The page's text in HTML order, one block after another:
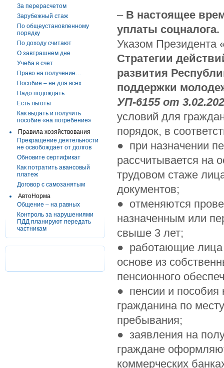
За перерасчетом
Зарубежный стаж
По общеустановленному
порядку
По доходу считают
О завтрашнем дне
Учеба в счет
Право на получение…
Пособие – не для всех
Надо подождать
Есть льготы
Как выдать и получить
пособие «на погребение»
Правила хозяйствования
Прекращение деятельности
не освобождает от долгов
Обновите сертификат
Как потратить авансовый
платеж
Договор с самозанятым
АвтоНорма
Общение – на равных
Контроль за нарушениями
ПДД планируют передать
частникам
– В настоящее
уплаты соцналога.
Указом Президента
Стратегии
развития
поддержки
УП-6155 от
условий для
порядок, в
● при назначении
рассчитывается на
трудовом стаже
документов;
● отменяются
назначенным или
свыше 3 лет;
● работающие лица
основе из
пенсионного
● пенсии и
гражданина по
пребывания;
● заявления на
граждане
коммерческих